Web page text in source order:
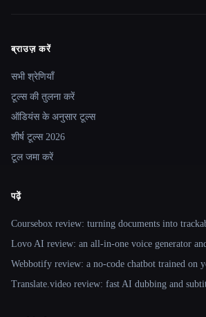
Site navigation
ब्राउज़ करें
सभी श्रेणियाँ
टूल्स की तुलना करें
ऑडियंस के अनुसार टूल्स
शीर्ष टूल्स 2026
टूल जमा करें
पढ़ें
Coursebox review: turning documents into
Lovo AI review: an all-in-one voice generator
Webbotify review: a no-code chatbot trained on
Translate.video review: fast AI dubbing and